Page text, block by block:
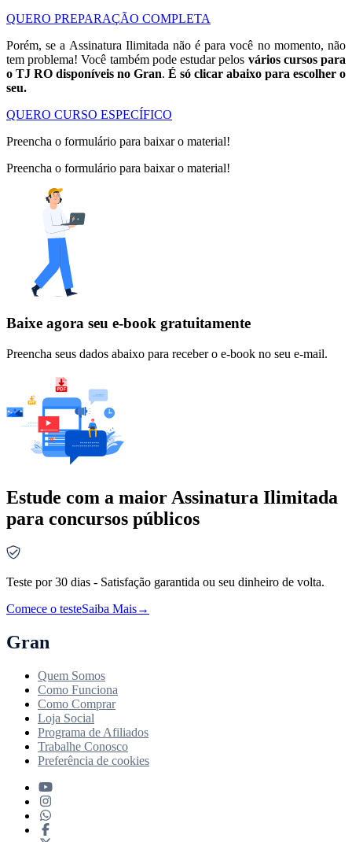
QUERO PREPARAÇÃO COMPLETA
Porém, se a Assinatura Ilimitada não é para você no momento, não
tem problema! Você também pode estudar pelos vários cursos para
o TJ RO disponíveis no Gran. É só clicar abaixo para escolher o
seu.
QUERO CURSO ESPECÍFICO
Preencha o formulário para baixar o material!
Preencha o formulário para baixar o material!
Baixe agora seu e-book gratuitamente
Preencha seus dados abaixo para receber o e-book no seu e-mail.
Estude com a maior Assinatura Ilimitada
para concursos públicos
Teste por 30 dias - Satisfação garantida ou seu dinheiro de volta.
Comece o testeSaiba Mais→
Gran
Quem Somos
Como Funciona
Como Comprar
Loja Social
Programa de Afiliados
Trabalhe Conosco
Preferência de cookies